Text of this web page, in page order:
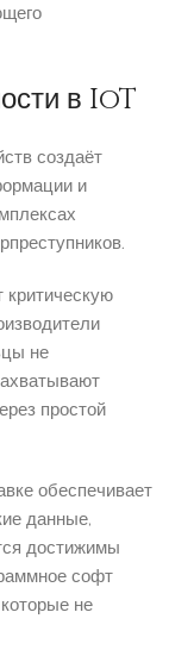
в IoT
создаёт
и
не
простой
обеспечивает
данные,
достижимы
софт
не